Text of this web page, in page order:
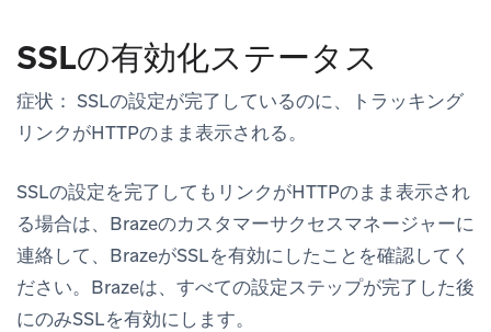
SSLの有効化ステータス
症状： SSLの設定が完了しているのに、トラッキング
リンクがHTTPのまま表示される。
SSLの設定を完了してもリンクがHTTPのまま表示され
る場合は、Brazeのカスタマーサクセスマネージャーに
連絡して、BrazeがSSLを有効にしたことを確認してく
ださい。Brazeは、すべての設定ステップが完了した後
にのみSSLを有効にします。